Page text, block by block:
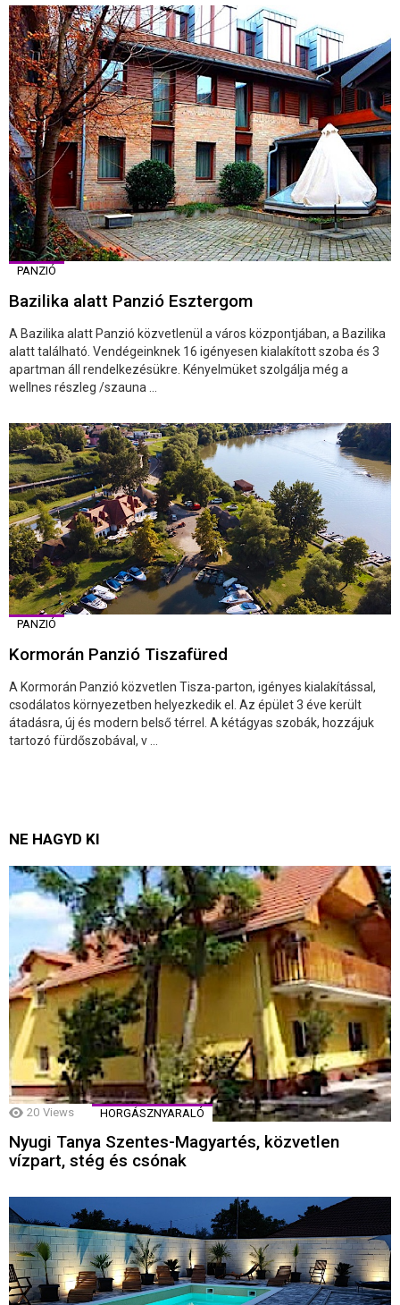
PANZIÓ
Bazilika alatt Panzió Esztergom
A Bazilika alatt Panzió közvetlenül a város központjában, a Bazilika
alatt található. Vendégeinknek 16 igényesen kialakított szoba és 3
apartman áll rendelkezésükre. Kényelmüket szolgálja még a
wellnes részleg /szauna ...
PANZIÓ
Kormorán Panzió Tiszafüred
A Kormorán Panzió közvetlen Tisza-parton, igényes kialakítással,
csodálatos környezetben helyezkedik el. Az épület 3 éve került
átadásra, új és modern belső térrel. A kétágyas szobák, hozzájuk
tartozó fürdőszobával, v ...
NE HAGYD KI
20 Views HORGÁSZNYARALÓ
Nyugi Tanya Szentes-Magyartés, közvetlen
vízpart, stég és csónak